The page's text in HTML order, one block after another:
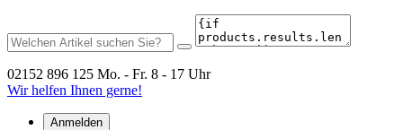
02152 896 125 Mo. - Fr. 8 - 17 Uhr
Wir helfen Ihnen gerne!
Anmelden